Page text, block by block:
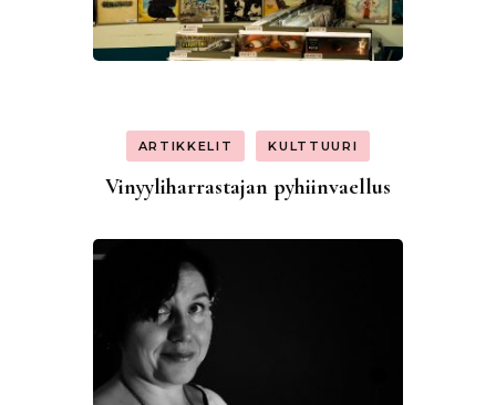
ARTIKKELIT KULTTUURI
Vinyyliharrastajan pyhiinvaellus